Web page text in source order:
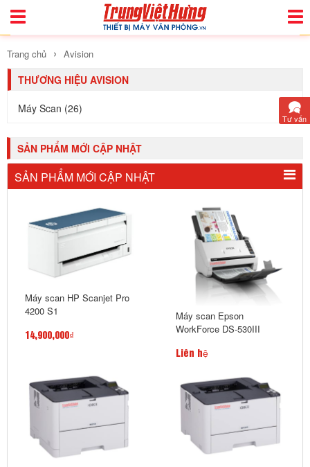
Toggle
Trang chủ › Avision
THƯƠNG HIỆU AVISION
Máy Scan (26)
SẢN PHẨM MỚI CẬP NHẬT
SẢN PHẨM MỚI CẬP NHẬT
Máy scan HP Scanjet Pro
4200 S1
14,900,000₫
Máy scan Epson
WorkForce DS-530III
Liên hệ
Tư vấn